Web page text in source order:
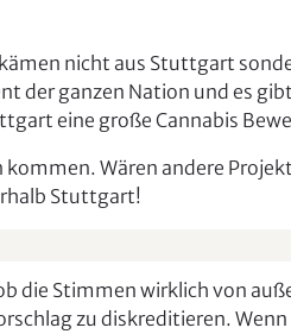
nicht aus Stuttgart
der ganzen Nation und es
eine große Cannabis
kommen. Wären andere
Stuttgart!
die Stimmen wirklich von
zu diskreditieren.